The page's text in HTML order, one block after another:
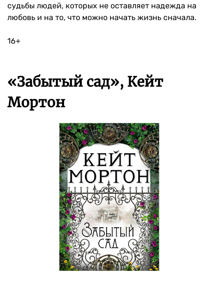
судьбы людей, которых не оставляет надежда на
любовь и на то, что можно начать жизнь сначала.
16+
«Забытый сад», Кейт
Мортон